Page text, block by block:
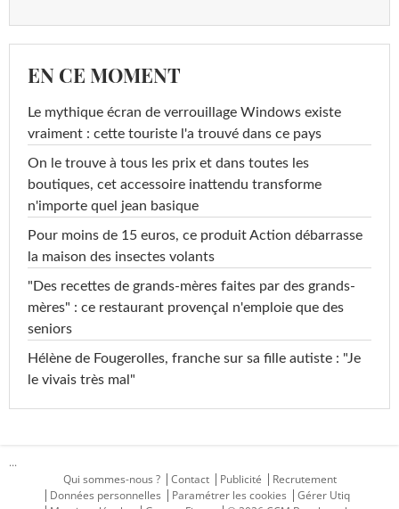
EN CE MOMENT
Le mythique écran de verrouillage Windows existe
vraiment : cette touriste l'a trouvé dans ce pays
On le trouve à tous les prix et dans toutes les
boutiques, cet accessoire inattendu transforme
n'importe quel jean basique
Pour moins de 15 euros, ce produit Action débarrasse
la maison des insectes volants
"Des recettes de grands-mères faites par des grands-
mères" : ce restaurant provençal n'emploie que des
seniors
Hélène de Fougerolles, franche sur sa fille autiste : "Je
le vivais très mal"
...
Qui sommes-nous ?
Contact Publicité
Recrutement
Données personnelles
Paramétrer les cookies
Gérer Utiq